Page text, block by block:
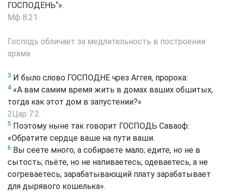
ГОСПОДЕНЬ“».
Мф 8:21 .
Господь обличает за медлительность в построении
храма
3 И было слово ГОСПОДНЕ чрез Аггея, пророка:
4«А вам самим время жить в домах ваших обшитых,
тогда как этот дом в запустении?»
2Цар 7:2.
5 Поэтому ныне так говорит ГОСПОДЬ Саваоф:
«Обратите сердце ваше на пути ваши.
6 Вы сеете много, а собираете мало; едите, но не в
сытость; пьёте, но не напиваетесь; одеваетесь, а не
согреваетесь; зарабатывающий плату зарабатывает
для дырявого кошелька».